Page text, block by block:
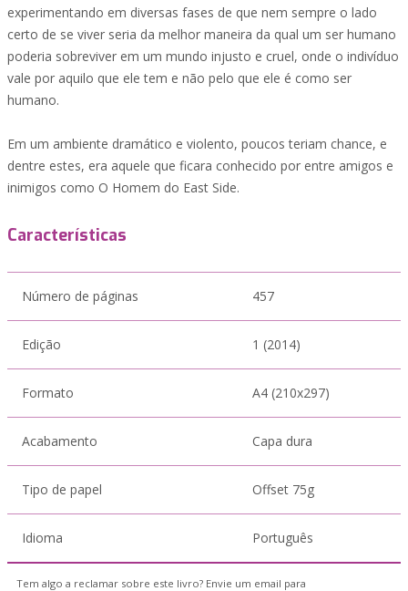
experimentando em diversas fases de que nem sempre o lado
certo de se viver seria da melhor maneira da qual um ser humano
poderia sobreviver em um mundo injusto e cruel, onde o indivíduo
vale por aquilo que ele tem e não pelo que ele é como ser
humano.
Em um ambiente dramático e violento, poucos teriam chance, e
dentre estes, era aquele que ficara conhecido por entre amigos e
inimigos como O Homem do East Side.
Características
Número de páginas 457
Edição 1 (2014)
Formato A4 (210x297)
Acabamento Capa dura
Tipo de papel Offset 75g
Idioma Português
Tem algo a reclamar sobre este livro? Envie um email para